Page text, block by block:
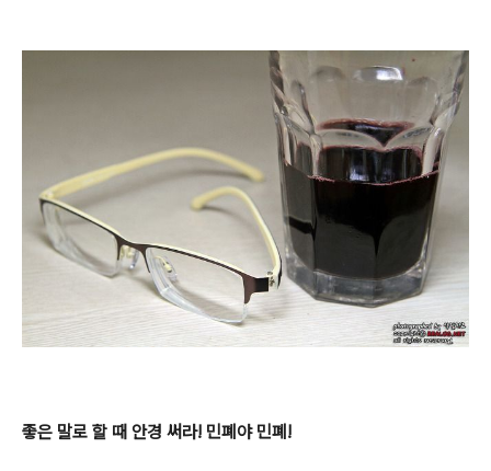
좋은 말로 할 때 안경 써라! 민폐야 민폐!